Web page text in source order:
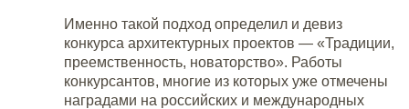
Именно такой подход определил и девиз
конкурса архитектурных проектов — «Традиции,
преемственность, новаторство». Работы
конкурсантов, многие из которых уже отмечены
наградами на российских и международных